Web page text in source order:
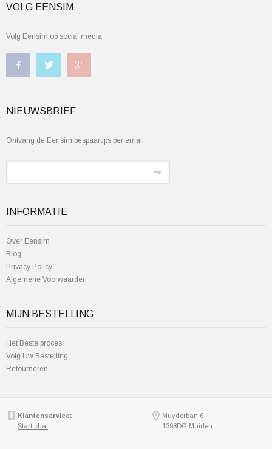
VOLG EENSIM
Volg Eensim op social media
NIEUWSBRIEF
Ontvang de Eensim bespaartips per email
INFORMATIE
Over Eensim
Blog
Privacy Policy
Algemene Voorwaarden
MIJN BESTELLING
Het Bestelproces
Volg Uw Bestelling
Retourneren
Klantenservice:
Start chat
Muyderban 6
1398DG Muiden